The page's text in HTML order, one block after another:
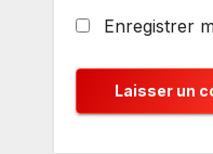
Enregistrer